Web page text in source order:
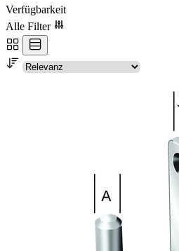
Verfügbarkeit
Alle Filter